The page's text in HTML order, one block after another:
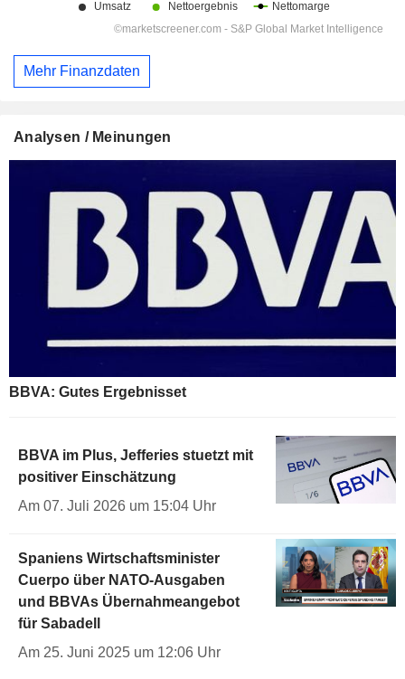
Mehr Finanzdaten
Analysen / Meinungen
BBVA: Gutes Ergebnisset
BBVA im Plus, Jefferies stuetzt mit
positiver Einschätzung
Am 07. Juli 2026 um 15:04 Uhr
Spaniens Wirtschaftsminister
Cuerpo über NATO-Ausgaben
und BBVAs Übernahmeangebot
für Sabadell
Am 25. Juni 2025 um 12:06 Uhr